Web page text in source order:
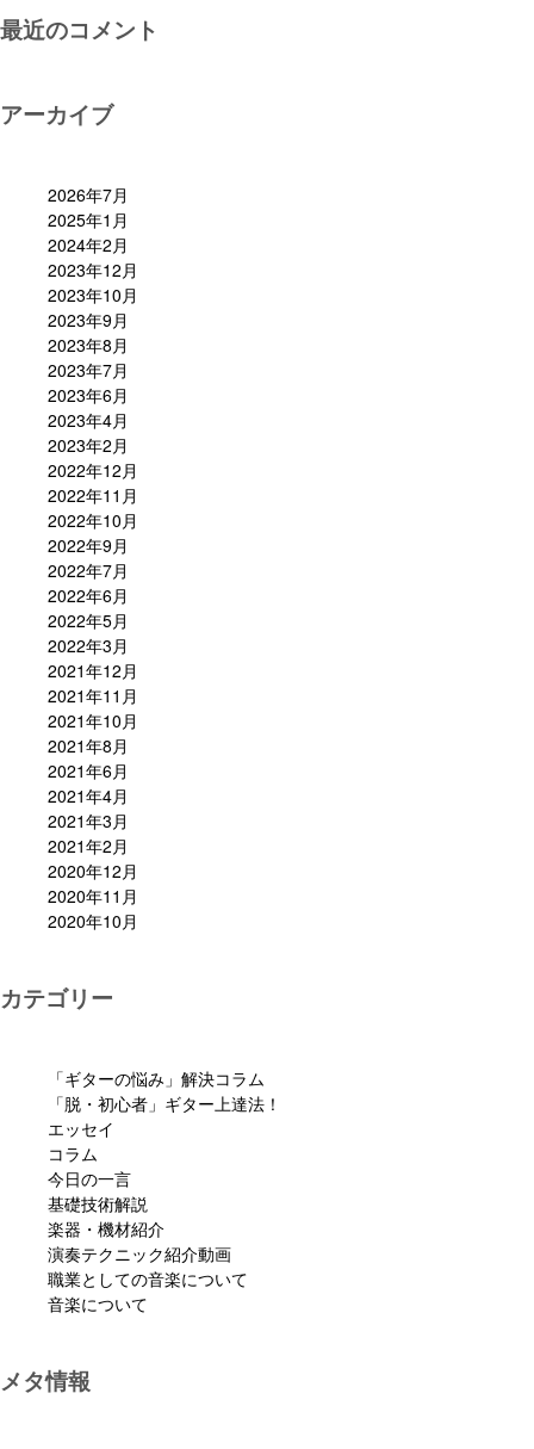
最近のコメント
アーカイブ
2026年7月
2025年1月
2024年2月
2023年12月
2023年10月
2023年9月
2023年8月
2023年7月
2023年6月
2023年4月
2023年2月
2022年12月
2022年11月
2022年10月
2022年9月
2022年7月
2022年6月
2022年5月
2022年3月
2021年12月
2021年11月
2021年10月
2021年8月
2021年6月
2021年4月
2021年3月
2021年2月
2020年12月
2020年11月
2020年10月
カテゴリー
「ギターの悩み」解決コラム
「脱・初心者」ギター上達法！
エッセイ
コラム
今日の一言
基礎技術解説
楽器・機材紹介
演奏テクニック紹介動画
職業としての音楽について
音楽について
メタ情報